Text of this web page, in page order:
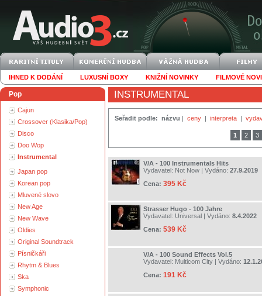
IHNED K DODÁNÍ LUXUSNÍ BOXY KNIŽNÍ NOVINKY FILMOVÉ
Pop
Cajun
Crossover (Klasika/Pop)
Disco
Doo Wop
Instrumental
Japan pop
Korean pop
Mluvené slovo
New Age
New Wave
Oldies
Original Soundtrack
Písničkáři
Rhytm & Blues
Ska
Symphonic
INSTRUMENTAL
Seřadit podle: názvu | ceny | interpreta |
1 2 3
V/A - 100 Instrumentals Hits
Vydavatel: Not Now | Vydáno: 27.9.2019
Cena: 395 Kč
Strasser Hugo - 100 Jahre
Vydavatel: Universal | Vydáno: 8.4.2022
Cena: 539 Kč
V/A - 100 Sound Effects Vol.5
Vydavatel: Multicom City | Vydáno:
Cena: 191 Kč